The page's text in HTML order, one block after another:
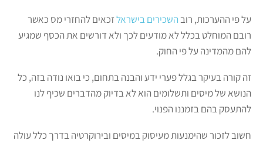
על פי ההערכות, רובהשכירים בישראלזכאים להחזרי מס כאשר
רובם המוחלט בכלל לא מודעים לכך ולא דורשים את הכסף שמגיע
להם מהמדינה על פי החוק.
זה קורה בעיקר בגלל פערי ידע והבנה בתחום, כי בואו נודה בזה, כל
הנושא של מיסים ותשלומים הוא לא בדיוק מהדברים שכיף לנו
להתעסק בהם בזמננו הפנוי.
חשוב לזכור שהימנעות מעיסוק במיסים ובירוקרטיה בדרך כלל עולה